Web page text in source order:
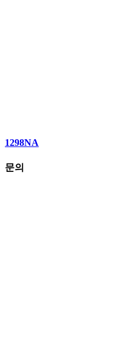
1298NA
문의